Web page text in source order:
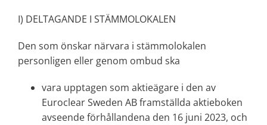
I) DELTAGANDE I STÄMMOLOKALEN
Den som önskar närvara i stämmolokalen
personligen eller genom ombud ska
vara upptagen som aktieägare i den av
Euroclear Sweden AB framställda aktieboken
avseende förhållandena den 16 juni 2023, och